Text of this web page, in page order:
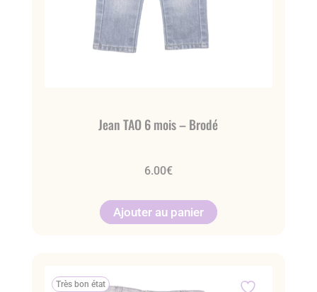
Jean TAO 6 mois – Brodé
6.00€
Ajouter au panier
Très bon état